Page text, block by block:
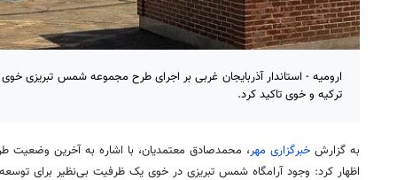
ارومیه - استاندار آذربایجان غربی بر اجرای طرح مجموعه شمس تبریزی
ترکیه و خوی تاکید کرد.
به گزارش خبرگزاری مهر، محمدصادق معتمدیان، با اشاره به آخرین
اظهار کرد: وجود آرامگاه شمس تبریزی در خوی یک ظرفیت بی‌نظیر برای